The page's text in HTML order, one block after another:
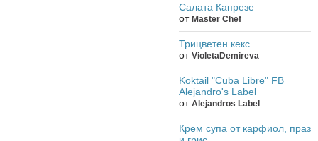
Салата Капрезе
от Master Chef
Трицветен кекс
от VioletaDemireva
Koktail "Cuba Libre" FB
Alejandro's Label
от Alejandros Label
Крем супа от карфиол, праз